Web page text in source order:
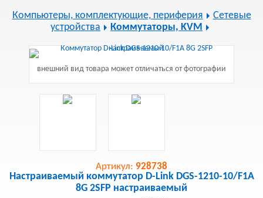
Компьютеры, комплектующие, периферия
Сетевые
устройства
Коммутаторы, KVM
внешний вид товара может отличаться от фотографии
Артикул: 928738
Настраиваемый коммутатор D-Link DGS-1210-10/F1A
8G 2SFP настраиваемый